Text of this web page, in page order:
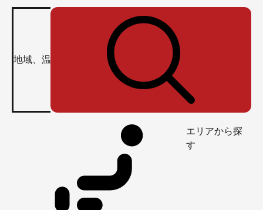
エリアから探
す